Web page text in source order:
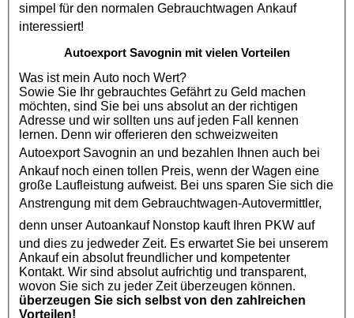
simpel für den normalen Gebrauchtwagen Ankauf
interessiert!
Autoexport Savognin mit vielen Vorteilen
Was ist mein Auto noch Wert?
Sowie Sie Ihr gebrauchtes Gefährt zu Geld machen
möchten, sind Sie bei uns absolut an der richtigen
Adresse und wir sollten uns auf jeden Fall kennen
lernen. Denn wir offerieren den schweizweiten
Autoexport Savognin an und bezahlen Ihnen auch bei
Ankauf noch einen tollen Preis, wenn der Wagen eine
große Laufleistung aufweist. Bei uns sparen Sie sich die
Anstrengung mit dem Gebrauchtwagen-Autovermittler,
denn unser AutoankaufNonstop kauft Ihren PKW auf
und dies zu jedweder Zeit. Es erwartet Sie bei unserem
Ankauf ein absolut freundlicher und kompetenter
Kontakt. Wir sind absolut aufrichtig und transparent,
wovon Sie sich zu jeder Zeit überzeugen können.
überzeugen Sie sich selbst von den zahlreichen
Vorteilen!